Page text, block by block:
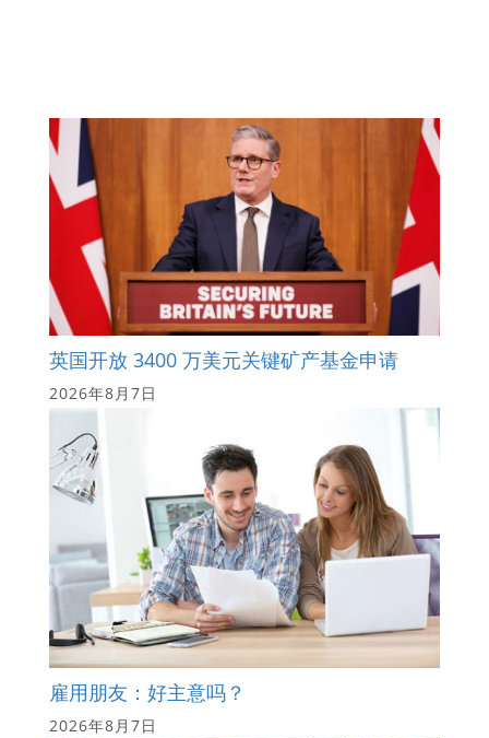
英国开放 3400 万美元关键矿产基金申请
2026年8月7日
雇用朋友：好主意吗？
2026年8月7日